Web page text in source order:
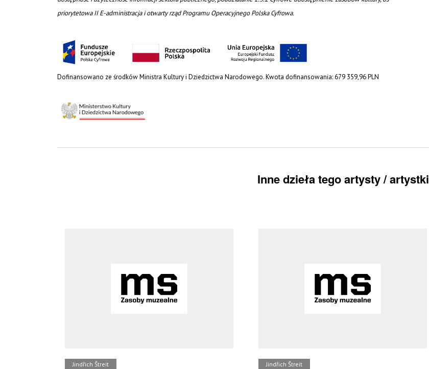
priorytetowa II E-administracja i otwarty rząd Programu Operacyjnego Polska Cyfrowa.
Dofinansowano ze środków Ministra Kultury i Dziedzictwa Narodowego. Kwota dofinansowania: 679 359,96 PLN
Inne dzieła tego artysty / artystki
Jindřich Štreit Jindřich Štreit